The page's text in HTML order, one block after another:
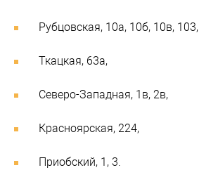
Рубцовская, 10а, 10б, 10в, 103,
Ткацкая, 63а,
Северо-Западная, 1в, 2в,
Красноярская, 224,
Приобский, 1, 3.